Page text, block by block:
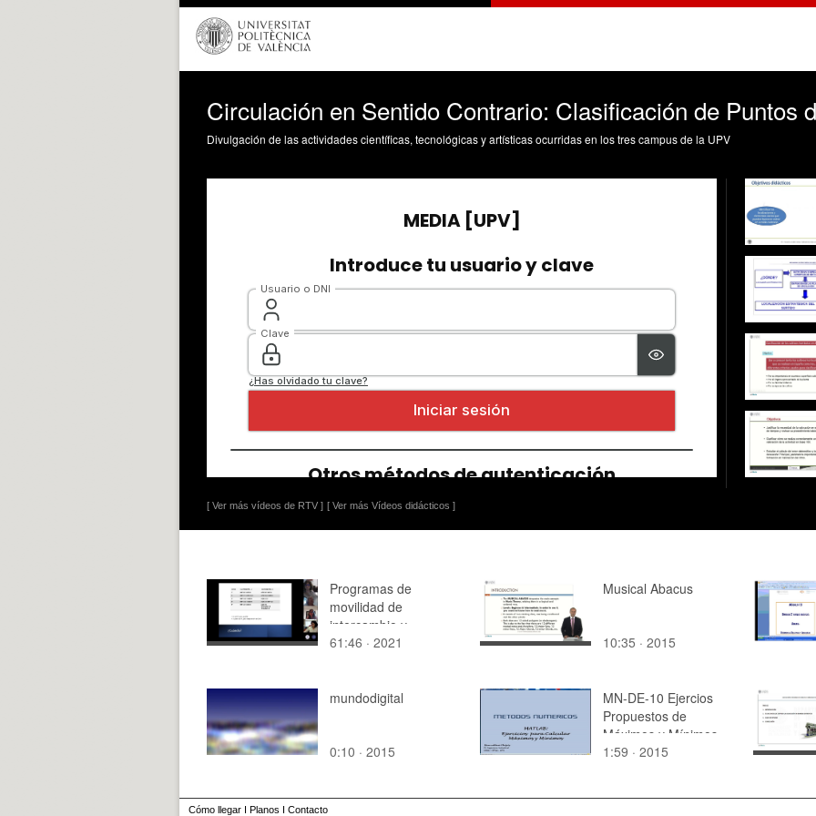
Circulación en Sentido Contrario: Clasificación de Puntos
Divulgación de las actividades científicas, tecnológicas y artísticas ocurridas en los tres campus de la UPV
[ Ver más vídeos de RTV ] [ Ver más Vídeos didácticos ]
Programas de
movilidad de
intercambio y
movilidad para el
61:46 · 2021
Musical Abacus
10:35 · 2015
mundodigital
0:10 · 2015
MN-DE-10 Ejercios
Propuestos de
Máximos y Mínimos
1:59 · 2015
Cómo llegar I Planos I Contacto